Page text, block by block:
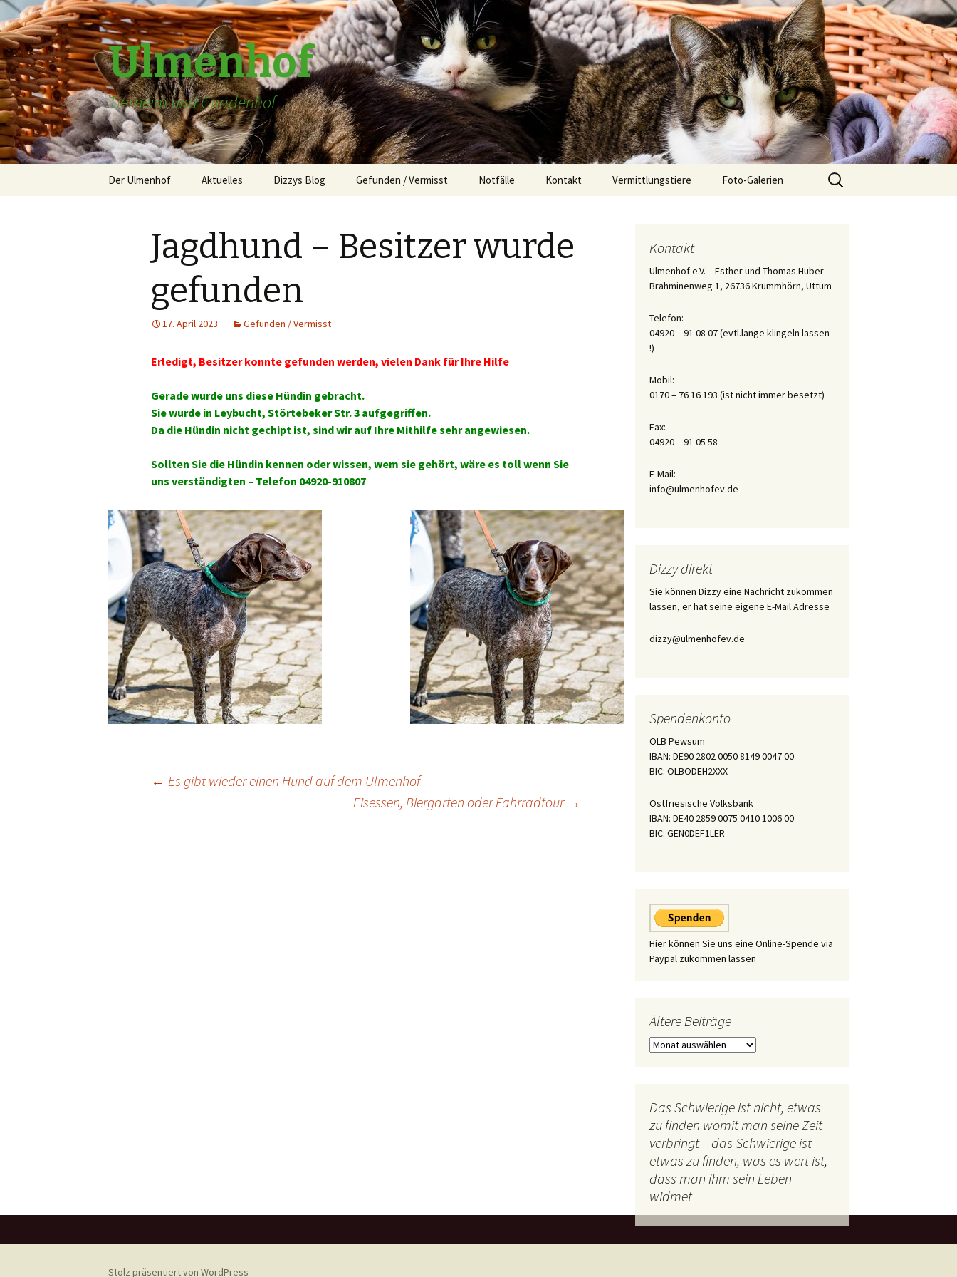
Ulmenhof
Tierheim und Gnadenhof
Der Ulmenhof
Die alte Homepage
Aktuelles Dizzys Blog Gefunden / Vermisst Notfälle Kontakt Vermittlungstiere
Erfolgsgeschichten
Foto-Galerien
Die Aufzucht von
Katerchen „Eisi Gulp“
Suchen
nach:
Jagdhund – Besitzer wurde
gefunden
17. April 2023 Gefunden / Vermisst
Erledigt, Besitzer konnte gefunden werden, vielen Dank für Ihre Hilfe
Gerade wurde uns diese Hündin gebracht.
Sie wurde in Leybucht, Störtebeker Str. 3 aufgegriffen.
Da die Hündin nicht gechipt ist, sind wir auf Ihre Mithilfe sehr angewiesen.
Sollten Sie die Hündin kennen oder wissen, wem sie gehört, wäre es toll wenn Sie
uns verständigten – Telefon 04920-910807
← Es gibt wieder einen Hund auf dem Ulmenhof
Eisessen, Biergarten oder Fahrradtour →
Kontakt
Ulmenhof e.V. – Esther und Thomas Huber
Brahminenweg 1, 26736 Krummhörn, Uttum
Telefon:
04920 – 91 08 07 (evtl.lange klingeln lassen
!)
Mobil:
0170 – 76 16 193 (ist nicht immer besetzt)
Fax:
04920 – 91 05 58
E-Mail:
info@ulmenhofev.de
Dizzy direkt
Sie können Dizzy eine Nachricht zukommen
lassen, er hat seine eigene E-Mail Adresse
dizzy@ulmenhofev.de
Spendenkonto
OLB Pewsum
IBAN: DE90 2802 0050 8149 0047 00
BIC: OLBODEH2XXX
Ostfriesische Volksbank
IBAN: DE40 2859 0075 0410 1006 00
BIC: GEN0DEF1LER
Hier können Sie uns eine Online-Spende via
Paypal zukommen lassen
Ältere Beiträge
Ältere
Das Schwierige ist nicht, etwas
zu finden womit man seine Zeit
verbringt – das Schwierige ist
etwas zu finden, was es wert ist,
dass man ihm sein Leben
widmet
Stolz präsentiert von WordPress